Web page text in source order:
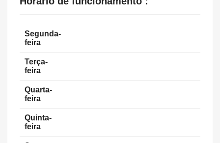
Segunda-
feira
Terça-
feira
Quarta-
feira
Quinta-
feira